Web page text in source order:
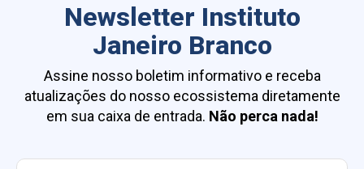
Newsletter Instituto
Janeiro Branco
Assine nosso boletim informativo e receba
atualizações do nosso ecossistema diretamente
em sua caixa de entrada. Não perca nada!